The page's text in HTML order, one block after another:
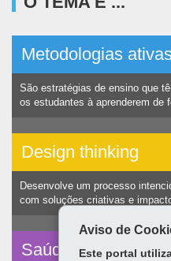
Metodologias
São estratégias de ensino que
os estudantes à aprenderem de
Design thinking
Desenvolve um processo
com soluções criativas e
Saúde vocal
Aviso de
Este portal